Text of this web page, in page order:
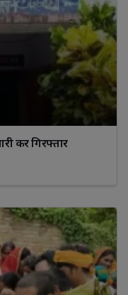
कर गिरफ्तार